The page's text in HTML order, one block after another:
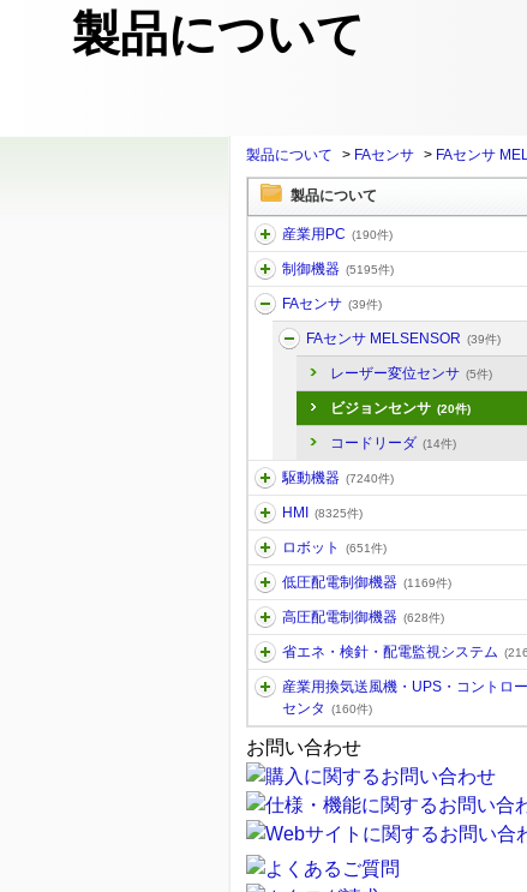
製品について
製品について > FAセンサ > FAセンサ
製品について
産業用PC (190件)
制御機器 (5195件)
FAセンサ (39件)
FAセンサ MELSENSOR (39件)
レーザー変位センサ (5件)
ビジョンセンサ (20件)
コードリーダ (14件)
駆動機器 (7240件)
HMI (8325件)
ロボット (651件)
低圧配電制御機器 (1169件)
高圧配電制御機器 (628件)
省エネ・検針・配電監視システム
産業用換気送風機・UPS・コントロ
センタ
(160件)
お問い合わせ